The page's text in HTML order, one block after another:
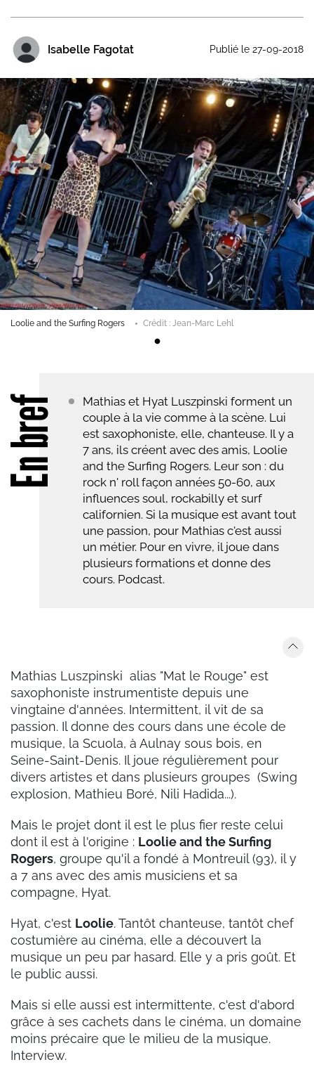
Isabelle Fagotat Publié le 27-09-2018
bref
Mathias et Hyat Luszpinski forment un
couple à la vie comme à la scène. Lui
est saxophoniste, elle, chanteuse. Il y a
7 ans, ils créent avec des amis, Loolie
and the Surfing Rogers. Leur son : du
rock n' roll façon années 50-60, aux
influences soul, rockabilly et surf
californien. Si la musique est avant tout
une passion, pour Mathias c'est aussi
un métier. Pour en vivre, il joue dans
plusieurs formations et donne des
cours. Podcast.
Loolie and the Surfing Rogers Crédit : Jean-Marc Lehl
Mathias Luszpinski alias "Mat le Rouge" est
saxophoniste instrumentiste depuis une
vingtaine d'années. Intermittent, il vit de sa
passion. Il donne des cours dans une école de
musique, la Scuola, à Aulnay sous bois, en
Seine-Saint-Denis. Il joue régulièrement pour
divers artistes et dans plusieurs groupes (Swing
explosion, Mathieu Boré, Nili Hadida...).
Mais le projet dont il est le plus fier reste celui
dont il est à l'origine : Loolie and the Surfing
Rogers, groupe qu'il a fondé à Montreuil (93), il y
a 7 ans avec des amis musiciens et sa
compagne, Hyat.
Hyat, c'est Loolie. Tantôt chanteuse, tantôt chef
costumière au cinéma, elle a découvert la
musique un peu par hasard. Elle y a pris goût. Et
le public aussi.
Mais si elle aussi est intermittente, c'est d'abord
grâce à ses cachets dans le cinéma, un domaine
moins précaire que le milieu de la musique.
Interview.